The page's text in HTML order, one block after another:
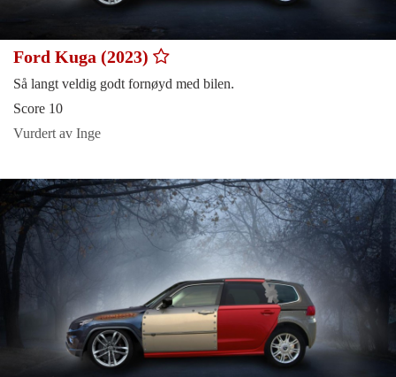
Ford Kuga (2023)
Så langt veldig godt fornøyd med bilen.
Score 10
Vurdert av Inge